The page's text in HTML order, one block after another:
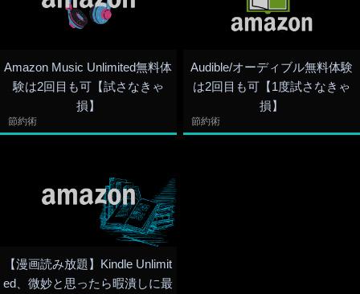
Amazon Music Unlimited無料体
験は2回目も可【試さなきゃ
損】
節約術
Audible/オーディブル無料体験
は2回目も可【1度試さなきゃ
損】
節約術
【漫画読み放題】Kindle Unlimit
ed、微妙と思ったら暇潰しに最